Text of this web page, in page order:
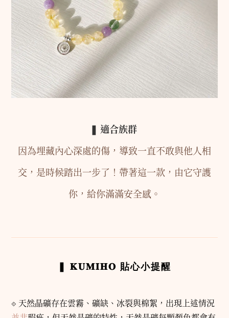
適合族群
因為埋藏內心深處的傷，導致一直不敢與他人相
交，是時候踏出一步了！帶著這一款，由它守護
你，給你滿滿安全感。
𝐊𝐔𝐌𝐈𝐇𝐎 貼心小提醒
⟐ 天然晶礦存在雲霧、礦缺、冰裂與棉絮，出現上述情況